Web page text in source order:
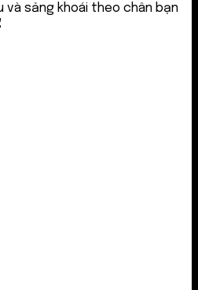
và sảng khoái theo chân bạn